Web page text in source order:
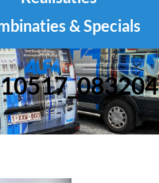
& Specials